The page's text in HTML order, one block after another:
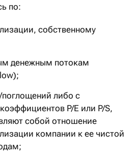
по:
собственному
денежным потокам
либо с
P/E или P/S,
собой отношение
компании к ее чистой